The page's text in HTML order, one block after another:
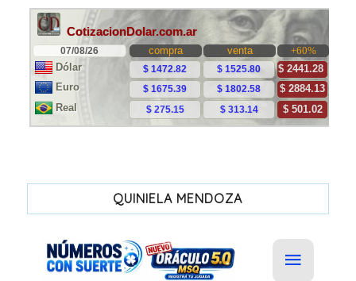
QUINIELA MENDOZA